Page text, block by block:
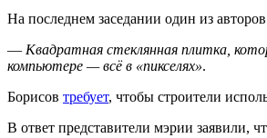
На последнем заседании один из
— Квадратная стеклянная плитка,
компьютере — всё в «пикселях».
Борисов требует, чтобы строители
В ответ представители мэрии заявили,